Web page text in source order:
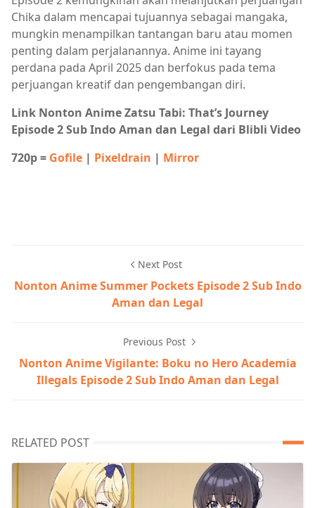
Chika dalam mencapai tujuannya sebagai mangaka,
mungkin menampilkan tantangan baru atau momen
penting dalam perjalanannya. Anime ini tayang
perdana pada April 2025 dan berfokus pada tema
perjuangan kreatif dan pengembangan diri.
Link Nonton Anime Zatsu Tabi: That’s Journey
Episode 2 Sub Indo Aman dan Legal dari Blibli Video
720p = Gofile | Pixeldrain | Mirror
Next Post
Nonton Anime Summer Pockets Episode 2 Sub Indo
Aman dan Legal
Previous Post
Nonton Anime Vigilante: Boku no Hero Academia
Illegals Episode 2 Sub Indo Aman dan Legal
RELATED POST